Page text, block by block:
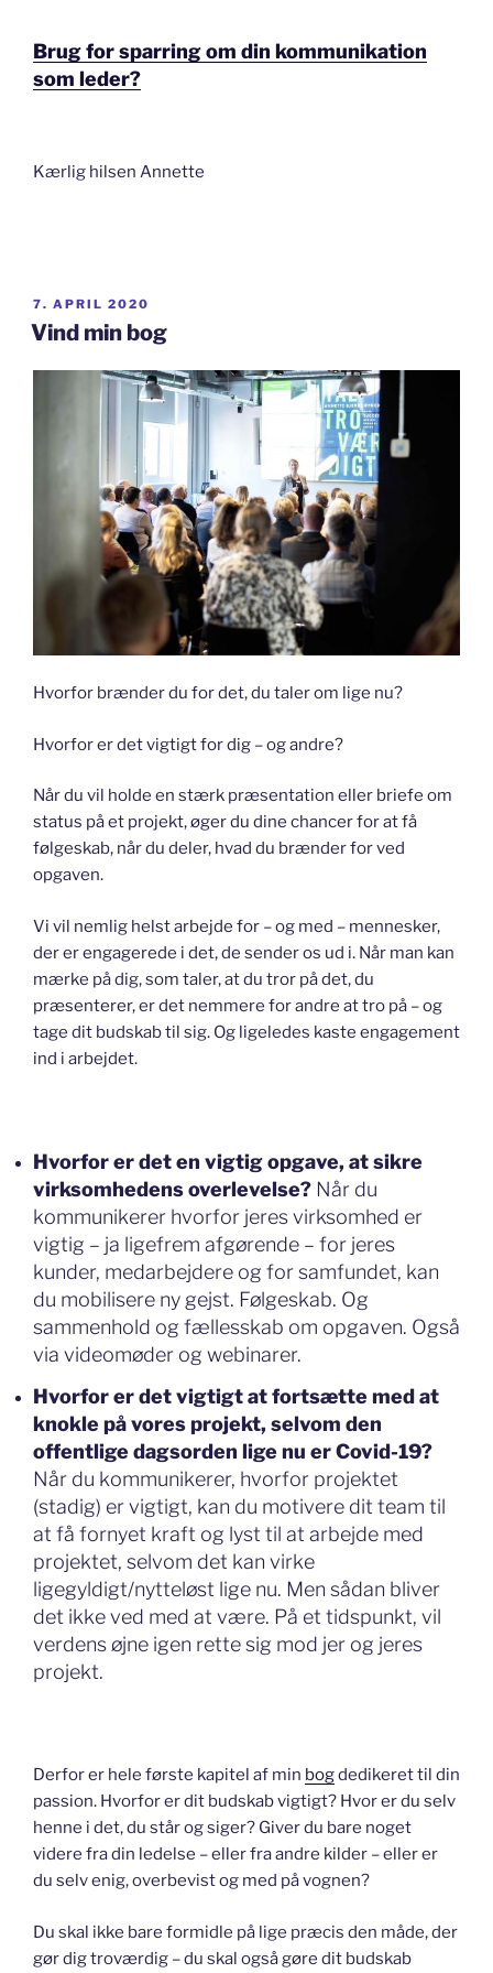
Brug for sparring om din kommunikation
som leder?
Kærlig hilsen Annette
UDGIVET
DEN
7. APRIL 2020
Vind min bog
Hvorfor brænder du for det, du taler om lige nu?
Hvorfor er det vigtigt for dig – og andre?
Når du vil holde en stærk præsentation eller briefe om
status på et projekt, øger du dine chancer for at få
følgeskab, når du deler, hvad du brænder for ved
opgaven.
Vi vil nemlig helst arbejde for – og med – mennesker,
der er engagerede i det, de sender os ud i. Når man kan
mærke på dig, som taler, at du tror på det, du
præsenterer, er det nemmere for andre at tro på – og
tage dit budskab til sig. Og ligeledes kaste engagement
ind i arbejdet.
Hvorfor er det en vigtig opgave, at sikre
virksomhedens overlevelse? Når du
kommunikerer hvorfor jeres virksomhed er
vigtig – ja ligefrem afgørende – for jeres
kunder, medarbejdere og for samfundet, kan
du mobilisere ny gejst. Følgeskab. Og
sammenhold og fællesskab om opgaven. Også
via videomøder og webinarer.
Hvorfor er det vigtigt at fortsætte med at
knokle på vores projekt, selvom den
offentlige dagsorden lige nu er Covid-19?
Når du kommunikerer, hvorfor projektet
(stadig) er vigtigt, kan du motivere dit team til
at få fornyet kraft og lyst til at arbejde med
projektet, selvom det kan virke
ligegyldigt/nytteløst lige nu. Men sådan bliver
det ikke ved med at være. På et tidspunkt, vil
verdens øjne igen rette sig mod jer og jeres
projekt.
Derfor er hele første kapitel af min bogdedikeret til din
passion. Hvorfor er dit budskab vigtigt? Hvor er du selv
henne i det, du står og siger? Giver du bare noget
videre fra din ledelse – eller fra andre kilder – eller er
du selv enig, overbevist og med på vognen?
Du skal ikke bare formidle på lige præcis den måde, der
gør dig troværdig – du skal også gøre dit budskab